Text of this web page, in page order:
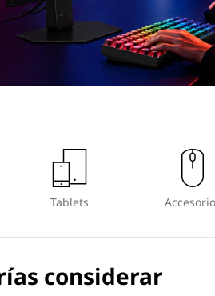
Tablets
considerar